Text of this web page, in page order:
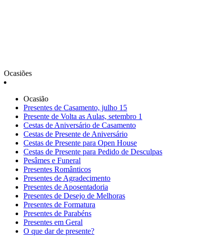
Ocasiões
Ocasião
Presentes de Casamento, julho 15
Presente de Volta as Aulas, setembro 1
Cestas de Aniversário de Casamento
Cestas de Presente de Aniversário
Cestas de Presente para Open House
Cestas de Presente para Pedido de Desculpas
Pesâmes e Funeral
Presentes Românticos
Presentes de Agradecimento
Presentes de Aposentadoria
Presentes de Desejo de Melhoras
Presentes de Formatura
Presentes de Parabéns
Presentes em Geral
O que dar de presente?